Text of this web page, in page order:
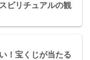
ピリチュアルの観
！宝くじが当たる